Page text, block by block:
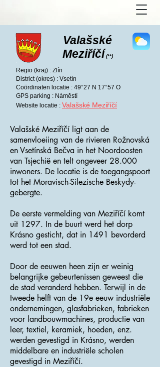
Valašské
Meziříčí (**)
Regio (kraj) : Zlín
District (okres) : Vsetín
Coördinaten locatie : 49°27 N 17°57 O
GPS parking : Náměstí
Website locatie : Valašské Meziříčí
Valašské Meziříčí ligt aan de
samenvloeiing van de rivieren Rožnovská
en Vsetínská Bečva in het Noordoosten
van Tsjechië en telt ongeveer 28.000
inwoners. De locatie is de toegangspoort
tot het Moravisch-Silezische Beskydy-
gebergte.
De eerste vermelding van Meziříčí komt
uit 1297. In de buurt werd het dorp
Krásno gesticht, dat in 1491 bevorderd
werd tot een stad.
Door de eeuwen heen zijn er weinig
belangrijke gebeurtenissen geweest die
de stad veranderd hebben. Terwijl in de
tweede helft van de 19e eeuw industriële
ondernemingen, glasfabrieken, fabrieken
voor landbouwmachines, productie van
leer, textiel, keramiek, hoeden, enz.
werden gevestigd in Krásno, werden
middelbare en industriële scholen
gevestigd in Meziříčí.